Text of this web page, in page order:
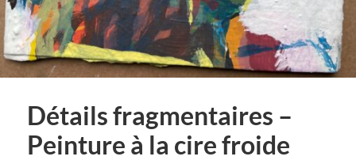
Détails fragmentaires –
Peinture à la cire froide